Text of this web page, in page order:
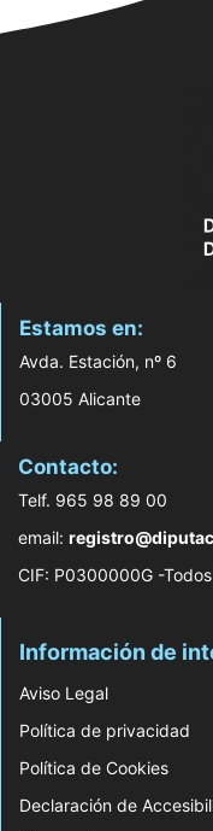
Estamos en:
Avda. Estación, nº 6
03005 Alicante
Contacto:
Telf. 965 98 89 00
email:
CIF: P0300000G -
Información de
Aviso Legal
Política de privacidad
Política de Cookies
Declaración de